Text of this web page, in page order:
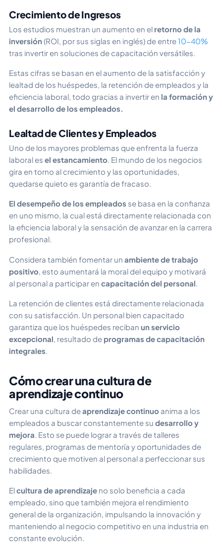
Crecimiento de Ingresos
Los estudios muestran un aumento en el retorno de la
inversión (ROI, por sus siglas en inglés) de entre10-40%
tras invertir en soluciones de capacitación versátiles.
Estas cifras se basan en el aumento de la satisfacción y
lealtad de los huéspedes, la retención de empleados y la
eficiencia laboral, todo gracias a invertir en la formación y
el desarrollo de los empleados.
Lealtad de Clientes y Empleados
Uno de los mayores problemas que enfrenta la fuerza
laboral es el estancamiento. El mundo de los negocios
gira en torno al crecimiento y las oportunidades,
quedarse quieto es garantía de fracaso.
El desempeño de los empleados se basa en la confianza
en uno mismo, la cual está directamente relacionada con
la eficiencia laboral y la sensación de avanzar en la carrera
profesional.
Considera también fomentar un ambiente de trabajo
positivo, esto aumentará la moral del equipo y motivará
al personal a participar en capacitación del personal.
La retención de clientes está directamente relacionada
con su satisfacción. Un personal bien capacitado
garantiza que los huéspedes reciban un servicio
excepcional, resultado de programas de capacitación
integrales.
Cómo crear una cultura de
aprendizaje continuo
Crear una cultura deaprendizaje continuo anima a los
empleados a buscar constantemente su desarrollo y
mejora . Esto se puede lograr a través de talleres
regulares, programas de mentoría y oportunidades de
crecimiento que motiven al personal a perfeccionar sus
habilidades.
Elcultura de aprendizaje no solo beneficia a cada
empleado, sino que también mejora el rendimiento
general de la organización, impulsando la innovación y
manteniendo al negocio competitivo en una industria en
constante evolución.